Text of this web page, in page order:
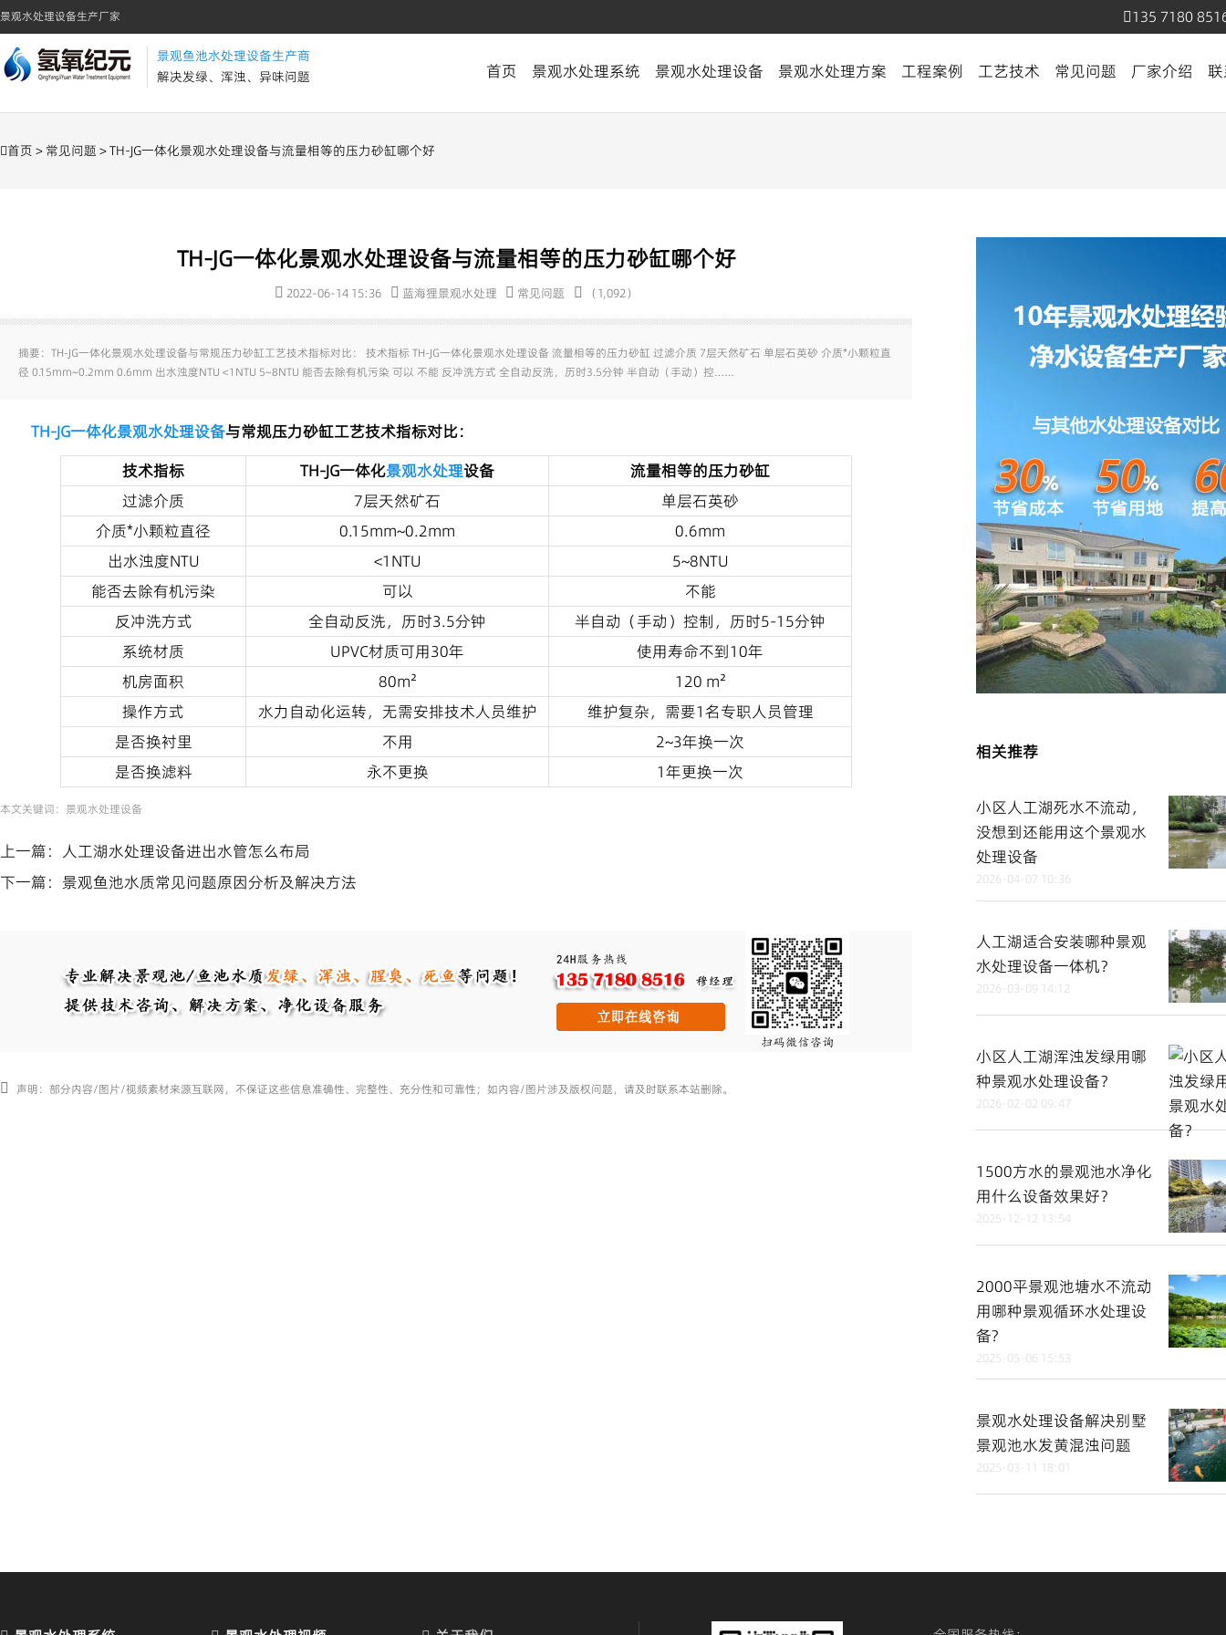
景观水处理设备生产厂家 135 7180
景观鱼池水处理设备生产商
解决发绿、浑浊、异味问题
首页 景观水处理系统 景观水处理设备 景观水处理方案 工程案例 工艺技术 常见问题 厂家介绍
首页 > 常见问题 > TH-JG一体化景观水处理设备与流量相等的压力砂缸哪个好
TH-JG一体化景观水处理设备与流量相等的压力砂缸哪个好
2022-06-14 15:36 蓝海狸景观水处理 常见问题 （1,092）
摘要：TH-JG一体化景观水处理设备与常规压力砂缸工艺技术指标对比： 技术指标 TH-JG一体化景观水处理设备 流量相等的压力砂缸 过滤介质 7层天然矿石 单层石英砂 介质*小颗粒直
径 0.15mm~0.2mm 0.6mm 出水浊度NTU <1NTU 5~8NTU 能否去除有机污染 可以 不能 反冲洗方式 全自动反洗，历时3.5分钟 半自动（手动）控……
TH-JG一体化景观水处理设备与常规压力砂缸工艺技术指标对比：
技术指标
TH-JG一体化景观水处理设备
流量相等的压力砂缸
过滤介质
7层天然矿石
单层石英砂
介质*小颗粒直径
0.15mm~0.2mm
0.6mm
出水浊度NTU
<1NTU
5~8NTU
能否去除有机污染
可以
不能
反冲洗方式
全自动反洗，历时3.5分钟
半自动（手动）控制，历时5-15分钟
系统材质
UPVC材质可用30年
使用寿命不到10年
机房面积
80m²
120 m²
操作方式
水力自动化运转，无需安排技术人员维护
维护复杂，需要1名专职人员管理
是否换衬里
不用
2~3年换一次
是否换滤料
永不更换 1年更换一次
本文关键词： 景观水处理设备
上一篇： 人工湖水处理设备进出水管怎么布局
下一篇： 景观鱼池水质常见问题原因分析及解决方法
声明：部分内容/图片/视频素材来源互联网，不保证这些信息准确性、完整性、充分性和可靠性；如内容/图片涉及版权问题，请及时联系本站删除。
相关推荐
小区人工湖死水不流动，
没想到还能用这个景观水
处理设备
2026-04-07 10:36
人工湖适合安装哪种景观
水处理设备一体机？
2026-03-09 14:12
小区人工湖浑浊发绿用哪
种景观水处理设备？
2026-02-02 09:47
1500方水的景观池水净化
用什么设备效果好？
2025-12-12 13:54
2000平景观池塘水不流动
用哪种景观循环水处理设
备?
2025-05-06 15:53
景观水处理设备解决别墅
景观池水发黄混浊问题
2025-03-11 18:01